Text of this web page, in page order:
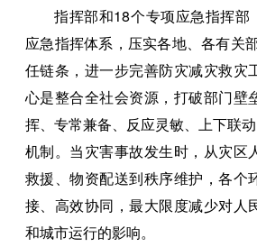
指挥部和18个专项应急指挥部
应急指挥体系，压实各地、各有关部
任链条，进一步完善防灾减灾救灾
心是整合全社会资源，打破部门壁
挥、专常兼备、反应灵敏、上下联动
机制。当灾害事故发生时，从灾区
救援、物资配送到秩序维护，各个
接、高效协同，最大限度减少对人
和城市运行的影响。